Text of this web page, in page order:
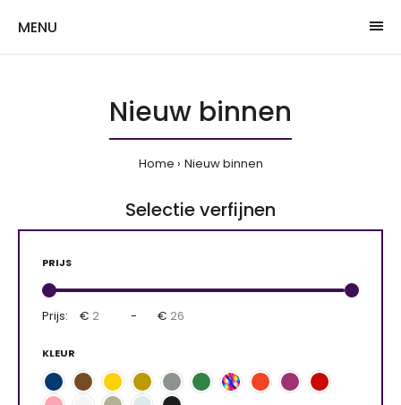
MENU
Nieuw binnen
Home Nieuw binnen
Selectie verfijnen
PRIJS
Prijs: € - €
KLEUR